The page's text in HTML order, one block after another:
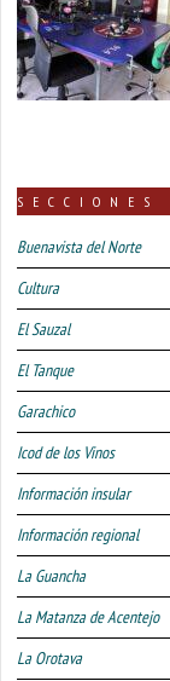
SECCIONES
Buenavista del Norte
Cultura
El Sauzal
El Tanque
Garachico
Icod de los Vinos
Información insular
Información regional
La Guancha
La Matanza de Acentejo
La Orotava